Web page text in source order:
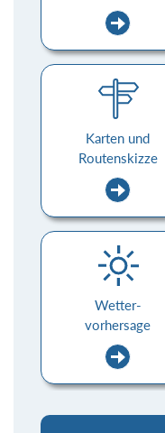
Karten und
Routenskizze
Wetter-
vorhersage